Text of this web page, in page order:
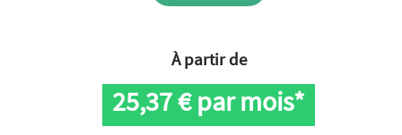
À partir de
25,37€ par mois*